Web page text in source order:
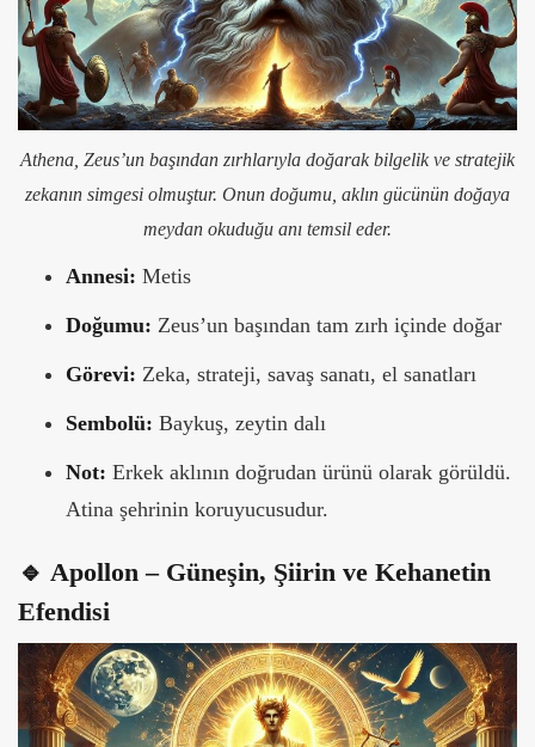
Athena, Zeus’un başından zırhlarıyla doğarak bilgelik ve stratejik
zekanın simgesi olmuştur. Onun doğumu, aklın gücünün doğaya
meydan okuduğu anı temsil eder.
Annesi: Metis
Doğumu: Zeus’un başından tam zırh içinde doğar
Görevi: Zeka, strateji, savaş sanatı, el sanatları
Sembolü: Baykuş, zeytin dalı
Not: Erkek aklının doğrudan ürünü olarak görüldü.
Atina şehrinin koruyucusudur.
🔹 Apollon – Güneşin, Şiirin ve Kehanetin
Efendisi